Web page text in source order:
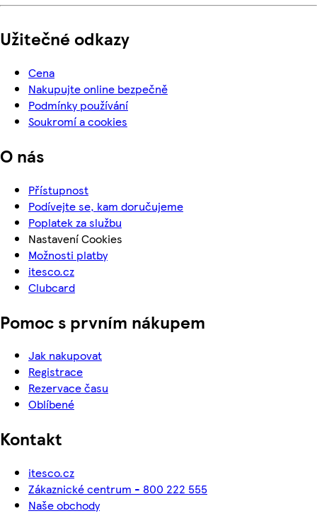
Užitečné odkazy
Cena
Nakupujte online bezpečně
Podmínky používání
Soukromí a cookies
O nás
Přístupnost
Podívejte se, kam doručujeme
Poplatek za službu
Nastavení Cookies
Možnosti platby
itesco.cz
Clubcard
Pomoc s prvním nákupem
Jak nakupovat
Registrace
Rezervace času
Oblíbené
Kontakt
itesco.cz
Zákaznické centrum - 800 222 555
Naše obchody